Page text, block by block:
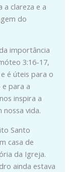
a clareza e a
do
importância
3:16-17,
é úteis para o
para a
inspira a
nossa vida.
Santo
casa de
da Igreja.
ainda estava